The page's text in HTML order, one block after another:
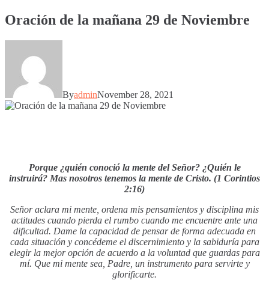
Oración de la mañana 29 de Noviembre
ByadminNovember 28, 2021
Porque ¿quién conoció la mente del Señor? ¿Quién le
instruirá? Mas nosotros tenemos la mente de Cristo. (1 Corintios
2:16)
Señor aclara mi mente, ordena mis pensamientos y disciplina mis
actitudes cuando pierda el rumbo cuando me encuentre ante una
dificultad. Dame la capacidad de pensar de forma adecuada en
cada situación y concédeme el discernimiento y la sabiduría para
elegir la mejor opción de acuerdo a la voluntad que guardas para
mí. Que mi mente sea, Padre, un instrumento para servirte y
glorificarte.